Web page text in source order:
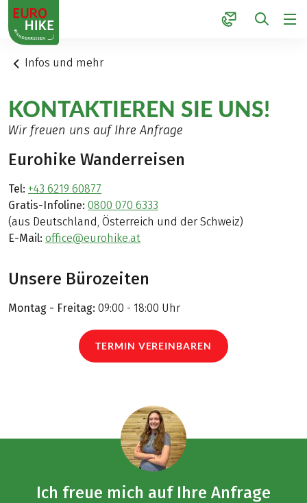
1
Infos und mehr
KONTAKTIEREN SIE UNS!
Wir freuen uns auf Ihre Anfrage
Eurohike Wanderreisen
Tel: +43 6219 60877
Gratis-Infoline: 0800 070 6333
(aus Deutschland, Österreich und der Schweiz)
E-Mail: office@eurohike.at
Unsere Bürozeiten
Montag - Freitag: 09:00 - 18:00 Uhr
TERMIN VEREINBAREN
Ich freue mich auf Ihre Anfrage